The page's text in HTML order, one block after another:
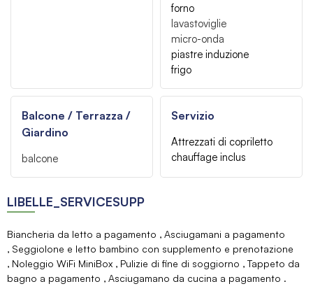
forno
lavastoviglie
micro-onda
piastre induzione
frigo
Balcone / Terrazza /
Giardino
balcone
Servizio
Attrezzati di copriletto
chauffage inclus
LIBELLE_SERVICESUPP
Biancheria da letto a pagamento
Asciugamani a pagamento
Seggiolone e letto bambino con supplemento e prenotazione
Noleggio WiFi MiniBox
Pulizie di fine di soggiorno
Tappeto da
bagno a pagamento
Asciugamano da cucina a pagamento